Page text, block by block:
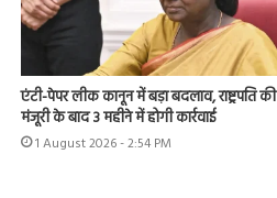
एंटी-पेपर लीक कानून में बड़ा बदलाव, राष्ट्रपति की
मंजूरी के बाद 3 महीने में होगी कार्रवाई
1 August 2026 - 2:54 PM